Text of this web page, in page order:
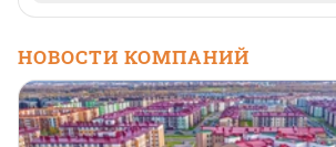
НОВОСТИ КОМПАНИЙ